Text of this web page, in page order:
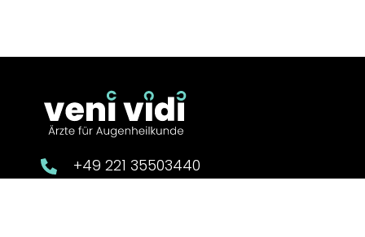
+49 221 35503440